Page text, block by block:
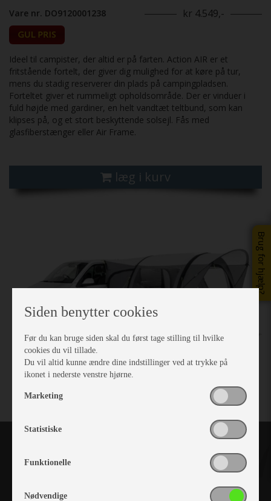
Brug for hjælp?
Vare nr. DO9120001238 kr 4.549,-
Ideel til campister, der altid er på farten. Action AIR er et
fritstående fortelt, der giver dig mulighed for at køre på tur,
mens du stadig reserverer din plads på campingpladsen.
Forteltet giver et rummeligt opholdsområde. Der er vinduer i
fuld højde med gardiner, en helt vandtæt teltbund, som kan
klipses på, og et stort beskyttende solsejl. Fås med
glasfiberstænger eller Air Frame.
læg i kurv
Siden benytter cookies
Før du kan bruge siden skal du først tage stilling til hvilke
cookies du vil tillade.
Du vil altid kunne ændre dine indstillinger ved at trykke på
ikonet i nederste venstre hjørne.
Marketing
Statistiske
Funktionelle
Nødvendige